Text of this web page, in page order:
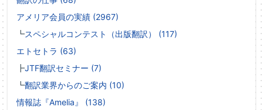
アメリア会員の実績 (2967)
┗スペシャルコンテスト（出版翻訳） (117)
エトセトラ (63)
┣JTF翻訳セミナー (7)
┗翻訳業界からのご案内 (10)
情報誌『Amelia』 (138)